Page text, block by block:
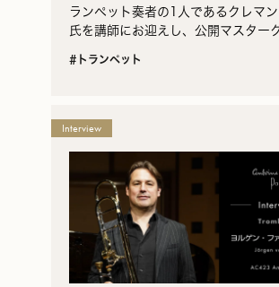
ランペット奏者の1人であるクレマ
氏を講師にお迎えし、公開マスター
#トランペット
Interview